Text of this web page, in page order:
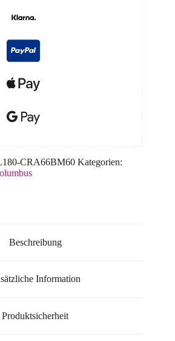
CRA66BM60 Kategorien:
Beschreibung
Information
Produktsicherheit